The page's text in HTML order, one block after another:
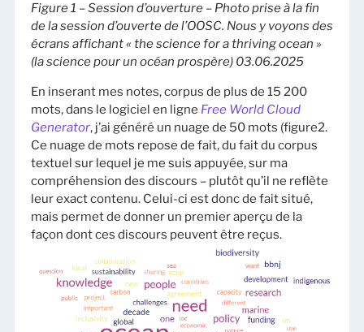
Figure 1 – Session d’ouverture – Photo prise à la fin
de la session d’ouverte de l’OOSC. Nous y voyons des
écrans affichant « the science for a thriving ocean »
(la science pour un océan prospère) 03.06.2025
En inserant mes notes, corpus de plus de 15 200
mots, dans le logiciel en ligne Free World Cloud
Generator, j’ai généré un nuage de 50 mots (figure2.
Ce nuage de mots repose de fait, du fait du corpus
textuel sur lequel je me suis appuyée, sur ma
compréhension des discours – plutôt qu’il ne reflète
leur exact contenu. Celui-ci est donc de fait situé,
mais permet de donner un premier aperçu de la
façon dont ces discours peuvent être reçus.